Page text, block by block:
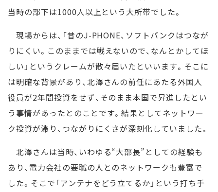
当時の部下は1000人以上という大所帯でした。
現場からは、「昔のJ-PHONE、ソフトバンクはつなが
りにくい。このままでは戦えないので、なんとかしてほ
しい」というクレームが散々届いたといいます。そこに
は明確な背景があり、北澤さんの前任にあたる外国人
役員が2年間投資をせず、そのまま本国で昇進したとい
う事情があったとのことです。結果としてネットワー
ク投資が滞り、つながりにくさが深刻化していました。
北澤さんは当時、いわゆる“大部長”としての経験も
あり、電力会社の要職の人とのネットワークも豊富で
した。そこで「アンテナをどう立てるか」という打ち手